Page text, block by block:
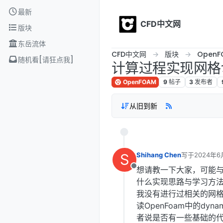
Skip to content
最新
版块
东岳流体
随机看[请狂点我]
CFD中文网
CFD中文网 版块
计算过程实现网
OpenFOAM 9 帖子 3 发布者
从旧到新
S
离线
Shihang Chen写于2024年6
最后由 编辑
想请教一下大家，可能
什么实现思路与学习方
我没有进行过相关的网
读OpenFoam中的
者说是否有一些基础的